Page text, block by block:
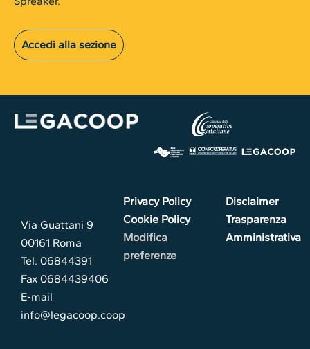
Accedi alla sezione
Via Guattani 9
00161 Roma
Tel. 06844391
Fax 0684439406
E-mail
info@legacoop.coop
Privacy Policy
Cookie Policy
Modifica
preferenze
Disclaimer
Trasparenza
Amministrativa